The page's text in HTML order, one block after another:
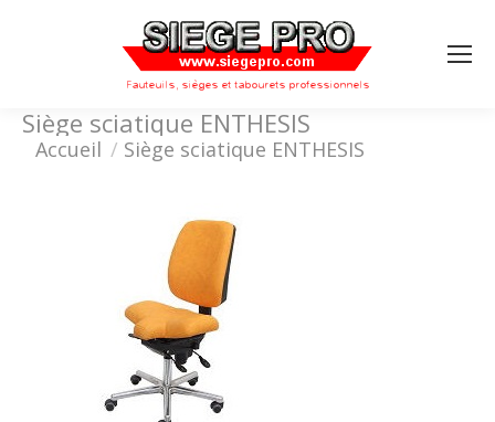
Siège sciatique ENTHESIS
Vous êtes ici :
Accueil Siège sciatique ENTHESIS